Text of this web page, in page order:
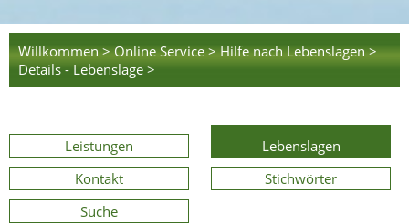
Willkommen > Online Service > Hilfe nach Lebenslagen >
Details - Lebenslage >
Leistungen
Lebenslagen
Kontakt
Stichwörter
Suche